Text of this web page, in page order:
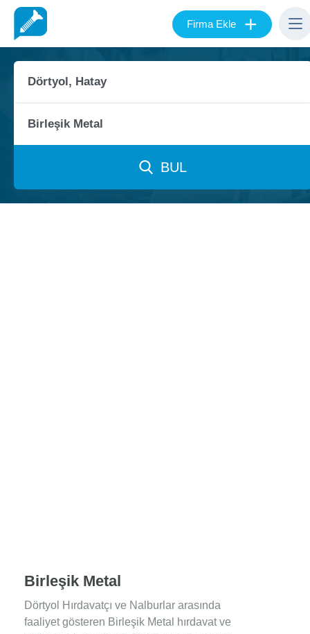
Firma Ekle +
BUL
Birleşik Metal
Dörtyol Hırdavatçı ve Nalburlar arasında
faaliyet gösteren Birleşik Metal hırdavat ve